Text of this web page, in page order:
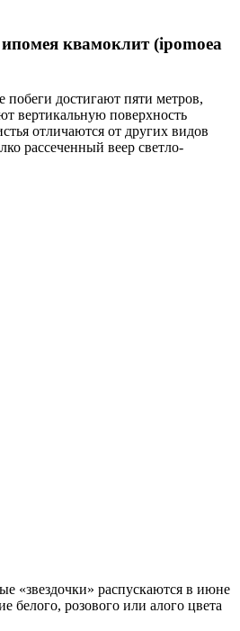
квамоклит (ipomoea
достигают пяти метров,
вертикальную поверхность
отличаются от других видов
рассеченный веер светло-
«звездочки» распускаются в июне
белого, розового или алого цвета